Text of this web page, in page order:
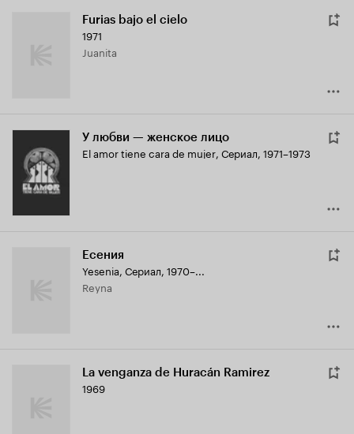
Furias bajo el cielo
1971
Juanita
У любви — женское лицо
El amor tiene cara de mujer, Сериал, 1971–1973
Есения
Yesenia, Сериал, 1970–...
Reyna
La venganza de Huracán Ramirez
1969